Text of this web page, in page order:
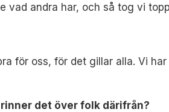
vad andra har, och så tog vi
för oss, för det gillar alla. Vi
det över folk därifrån?